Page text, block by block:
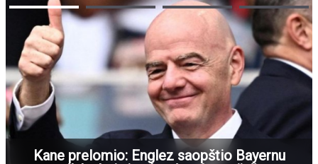
Kane prelomio: Englez saopštio Bayernu